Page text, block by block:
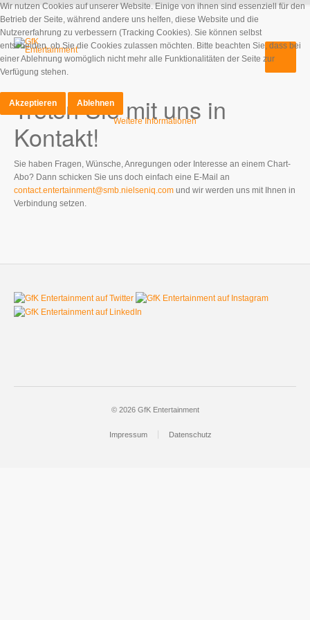
Treten Sie mit uns in
Kontakt!
Sie haben Fragen, Wünsche, Anregungen oder Interesse an einem Chart-
Abo? Dann schicken Sie uns doch einfach eine E-Mail an
contact.entertainment@smb.nielseniq.com und wir werden uns mit Ihnen in
Verbindung setzen.
© 2026 GfK Entertainment
Impressum Datenschutz
Wir nutzen Cookies auf unserer Website. Einige von ihnen sind essenziell für den
Betrieb der Seite, während andere uns helfen, diese Website und die
Nutzererfahrung zu verbessern (Tracking Cookies). Sie können selbst
entscheiden, ob Sie die Cookies zulassen möchten. Bitte beachten Sie, dass bei
einer Ablehnung womöglich nicht mehr alle Funktionalitäten der Seite zur
Verfügung stehen.
Akzeptieren
Ablehnen
Weitere Informationen